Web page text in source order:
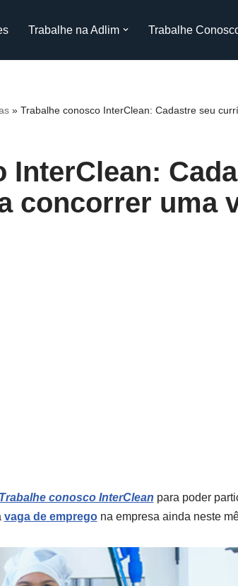
Trabalhe na Adlim Trabalhe
» Trabalhe conosco InterClean: Cadastre seu
InterClean:
concorrer uma
conosco InterClean para poder
vaga de empregona empresa ainda neste